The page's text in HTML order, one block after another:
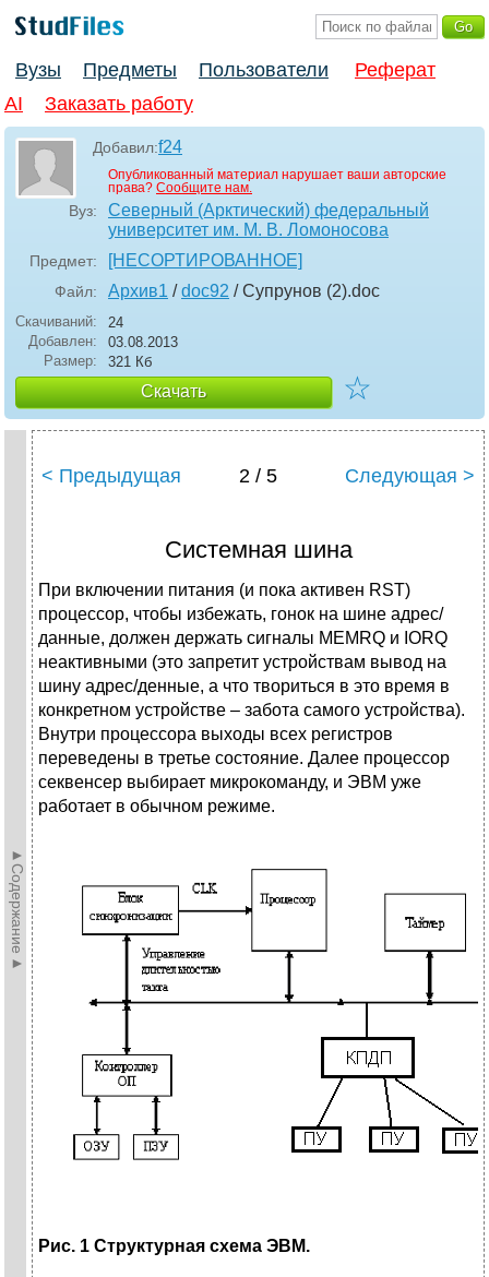
Вузы Предметы Пользователи
Реферат
AI
Заказать работу
Добавил:f24
Опубликованный материал нарушает ваши авторские
права? Сообщите нам.
Вуз:
Северный (Арктический) федеральный
университет им. М. В. Ломоносова
Предмет: [НЕСОРТИРОВАННОЕ]
Файл: Архив1 /doc92 / Супрунов (2).doc
Скачиваний:
24
Добавлен:
03.08.2013
Размер:
321 Кб
Скачать ☆
►Содержание►
< Предыдущая 2 / 5 Следующая >
Системная шина
При включении питания (и пока активен RST)
процессор, чтобы избежать, гонок на шине адрес/
данные, должен держать сигналы MEMRQ и IORQ
неактивными (это запретит устройствам вывод на
шину адрес/денные, а что твориться в это время в
конкретном устройстве – забота самого устройства).
Внутри процессора выходы всех регистров
переведены в третье состояние. Далее процессор
секвенсер выбирает микрокоманду, и ЭВМ уже
работает в обычном режиме.
Рис. 1 Структурная схема ЭВМ.